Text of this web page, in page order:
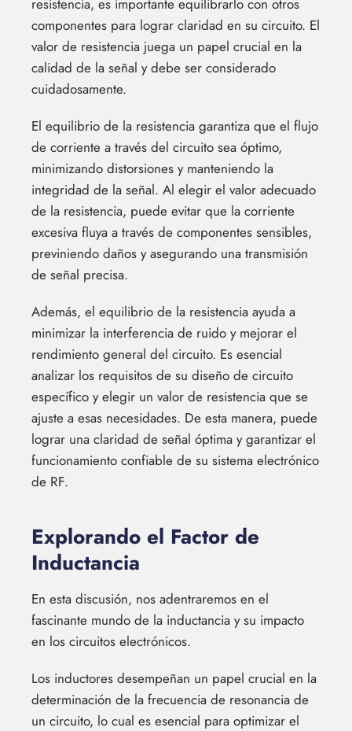
componentes para lograr claridad en su circuito. El
valor de resistencia juega un papel crucial en la
calidad de la señal y debe ser considerado
cuidadosamente.
El equilibrio de la resistencia garantiza que el flujo
de corriente a través del circuito sea óptimo,
minimizando distorsiones y manteniendo la
integridad de la señal. Al elegir el valor adecuado
de la resistencia, puede evitar que la corriente
excesiva fluya a través de componentes sensibles,
previniendo daños y asegurando una transmisión
de señal precisa.
Además, el equilibrio de la resistencia ayuda a
minimizar la interferencia de ruido y mejorar el
rendimiento general del circuito. Es esencial
analizar los requisitos de su diseño de circuito
específico y elegir un valor de resistencia que se
ajuste a esas necesidades. De esta manera, puede
lograr una claridad de señal óptima y garantizar el
funcionamiento confiable de su sistema electrónico
de RF.
Explorando el Factor de
Inductancia
En esta discusión, nos adentraremos en el
fascinante mundo de la inductancia y su impacto
en los circuitos electrónicos.
Los inductores desempeñan un papel crucial en la
determinación de la frecuencia de resonancia de
un circuito, lo cual es esencial para optimizar el